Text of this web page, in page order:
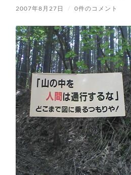
2007年8月27日 / 0件のコメント